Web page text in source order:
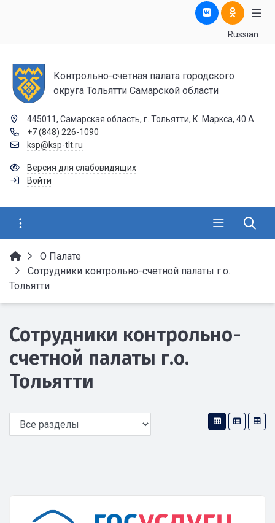
Russian
Контрольно-счетная палата городского
округа Тольятти Самарской области
445011, Самарская область, г. Тольятти, К. Маркса, 40 А
+7 (848) 226-1090
ksp@ksp-tlt.ru
Версия для слабовидящих
Войти
О Палате
Сотрудники контрольно-счетной палаты г.о.
Тольятти
Сотрудники контрольно-
счетной палаты г.о.
Тольятти